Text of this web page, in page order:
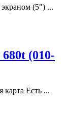
(5") ...
(010-
Есть ...